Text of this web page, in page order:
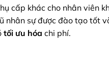
cấp khác cho nhân viên
nhân sự được đào tạo tốt
tối ưu hóa chi phí.